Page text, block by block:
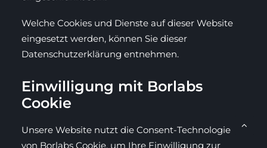
Welche Cookies und Dienste auf dieser Website
eingesetzt werden, können Sie dieser
Datenschutzerklärung entnehmen.
Einwilligung mit Borlabs
Cookie
Unsere Website nutzt die Consent-Technologie
von Borlabs Cookie, um Ihre Einwilligung zur